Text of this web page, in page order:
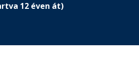
12 éven át)